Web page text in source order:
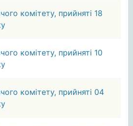
комітету, прийняті 18
комітету, прийняті 10
комітету, прийняті 04